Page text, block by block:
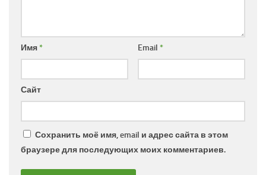
Имя* Email *
Сайт
Сохранить моё имя, email и адрес сайта в этом
браузере для последующих моих комментариев.